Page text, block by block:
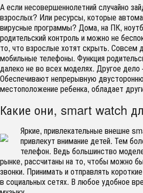
А если несовершеннолетний случайно
взрослых? Или ресурсы, которые
вирусные программы? Дома, на ПК,
родительский контроль и можно не
то, что взрослые хотят скрыть.
мобильные телефоны. Функция
далеко не во всех моделях. Другое
Обеспечивают непрерывную
местоположение ребенка, обладает
Какие они, smart watch
Яркие, привлекательные внешне
привлекут внимание детей. Тем
телефон. Ведь большинство
рынке, рассчитаны на то, чтобы можно
звонки. Принимать и отправлять
в социальных сетях. В любое удобное